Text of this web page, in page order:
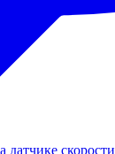
датчике скорости